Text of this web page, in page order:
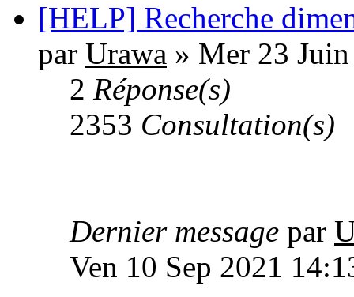
[HELP] Recherche
par Urawa » Mer 23
2 Réponse(s)
2353 Consultation(s)
Dernier message par
Ven 10 Sep 2021